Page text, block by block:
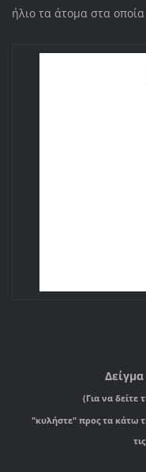
ήλιο τα άτομα στα
(Για να δείτε
"κυλήστε" προς τα κάτω
τις